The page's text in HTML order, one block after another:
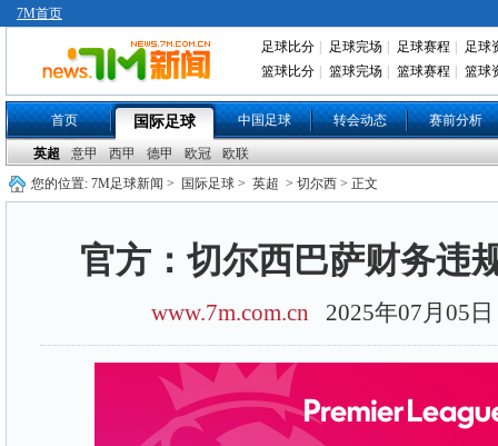
7M首页
足球比分 足球完场 足球赛程
足球
篮球比分
篮球完场 篮球赛程 篮球
首页 国际足球 中国足球 转会动态 赛前分析
英超 意甲 西甲 德甲 欧冠
欧联
您的位置: 7M足球新闻 > 国际足球 > 英超 > 切尔西 > 正文
官方：切尔西巴萨财务违
www.7m.com.cn 2025年07月05